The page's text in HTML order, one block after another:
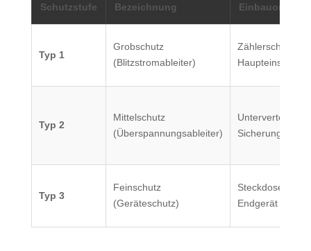
Schutzstufe Bezeichnung Einbauort
Typ 1
Grobschutz
(Blitzstromableiter)
Zählerschrank /
Typ 2
Mittelschutz
(Überspannungsableiter)
Unterverteilung /
Typ 3
Feinschutz
(Geräteschutz)
Steckdose /
Endgerät